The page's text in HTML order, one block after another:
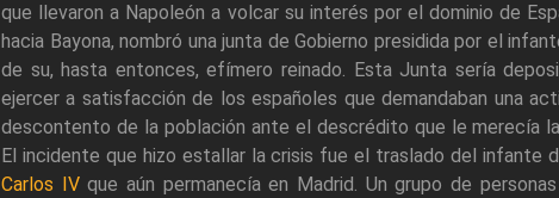
que llevaron a Napoleón a volcar su interés por el dominio de
hacia Bayona, nombró una junta de Gobierno presidida por el
de su, hasta entonces, efímero reinado. Esta Junta sería
ejercer a satisfacción de los españoles que demandaban una
descontento de la población ante el descrédito que le merecía
El incidente que hizo estallar la crisis fue el traslado del infante
Carlos IVque aún permanecía en Madrid. Un grupo de